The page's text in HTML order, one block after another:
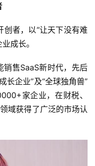
创者，以“让天下没有难
成长。
销售SaaS新时代，先后
长企业”及“全球独角兽”
家企业，在财税、
域获得了广泛的市场认